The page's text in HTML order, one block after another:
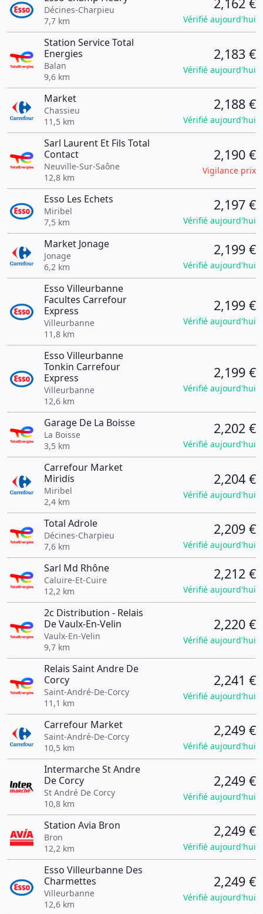
Décines-Charpieu
7,7 km
Vérifié aujourd'hui
Station Service Total
Energies
Balan
9,6 km
2,183 €
Vérifié aujourd'hui
Market
Chassieu
11,5 km
2,188 €
Vérifié aujourd'hui
Sarl Laurent Et Fils Total
Contact
Neuville-Sur-Saône
12,8 km
2,190 €
Vigilance prix
Esso Les Echets
Miribel
7,5 km
2,197 €
Vérifié aujourd'hui
Market Jonage
Jonage
6,2 km
2,199 €
Vérifié aujourd'hui
Esso Villeurbanne
Facultes Carrefour
Express
Villeurbanne
11,8 km
2,199 €
Vérifié aujourd'hui
Esso Villeurbanne
Tonkin Carrefour
Express
Villeurbanne
12,6 km
2,199 €
Vérifié aujourd'hui
Garage De La Boisse
La Boisse
3,5 km
2,202 €
Vérifié aujourd'hui
Carrefour Market
Miridis
Miribel
2,4 km
2,204 €
Vérifié aujourd'hui
Total Adrole
Décines-Charpieu
7,6 km
2,209 €
Vérifié aujourd'hui
Sarl Md Rhône
Caluire-Et-Cuire
12,2 km
2,212 €
Vérifié aujourd'hui
2c Distribution - Relais
De Vaulx-En-Velin
Vaulx-En-Velin
9,7 km
2,220 €
Vérifié aujourd'hui
Relais Saint Andre De
Corcy
Saint-André-De-Corcy
11,1 km
2,241 €
Vérifié aujourd'hui
Carrefour Market
Saint-André-De-Corcy
10,5 km
2,249 €
Vérifié aujourd'hui
Intermarche St Andre
De Corcy
St André De Corcy
10,8 km
2,249 €
Vérifié aujourd'hui
Station Avia Bron
Bron
12,2 km
2,249 €
Vérifié aujourd'hui
Esso Villeurbanne Des
Charmettes
Villeurbanne
12,6 km
2,249 €
Vérifié aujourd'hui